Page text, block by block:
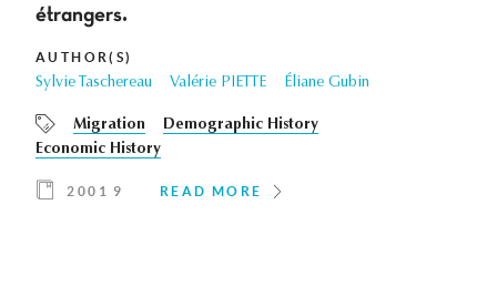
étrangers.
AUTHOR(S)
Sylvie Taschereau Valérie PIETTE Éliane Gubin
Migration
Demographic History
Economic History
2001 9 READ MORE